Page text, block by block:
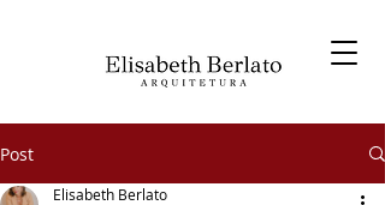
Post
Elisabeth Berlato